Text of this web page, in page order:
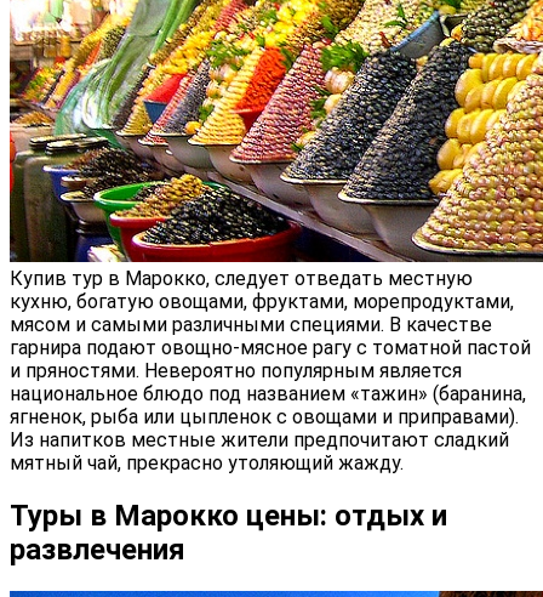
Купив тур в Марокко, следует отведать местную
кухню, богатую овощами, фруктами, морепродуктами,
мясом и самыми различными специями. В качестве
гарнира подают овощно-мясное рагу с томатной пастой
и пряностями. Невероятно популярным является
национальное блюдо под названием «тажин» (баранина,
ягненок, рыба или цыпленок с овощами и приправами).
Из напитков местные жители предпочитают сладкий
мятный чай, прекрасно утоляющий жажду.
Туры в Марокко цены: отдых и
развлечения